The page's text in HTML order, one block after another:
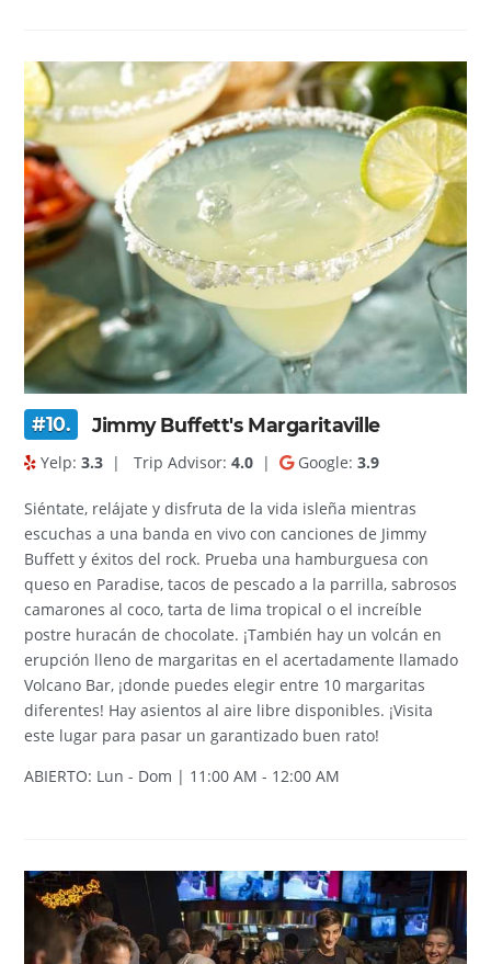
#10. Jimmy Buffett's Margaritaville
Yelp:3.3 | Trip Advisor:4.0 | Google:3.9
Siéntate, relájate y disfruta de la vida isleña mientras
escuchas a una banda en vivo con canciones de Jimmy
Buffett y éxitos del rock. Prueba una hamburguesa con
queso en Paradise, tacos de pescado a la parrilla, sabrosos
camarones al coco, tarta de lima tropical o el increíble
postre huracán de chocolate. ¡También hay un volcán en
erupción lleno de margaritas en el acertadamente llamado
Volcano Bar, ¡donde puedes elegir entre 10 margaritas
diferentes! Hay asientos al aire libre disponibles. ¡Visita
este lugar para pasar un garantizado buen rato!
ABIERTO: Lun - Dom | 11:00 AM - 12:00 AM